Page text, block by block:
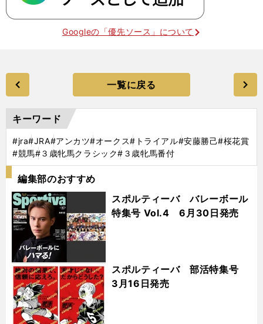
Googleの「優先ソース」について
一覧に戻る
キーワード
#jra#JRA#アンカツ#オークス#トライアル#安藤勝己#桜花賞
#競馬#３歳牝馬クラシック#３歳牝馬番付
編集部のおすすめ
スポルティーバ バレーボール
特集号 Vol.4 6月30日発売
スポルティーバ 部活特集号
3月16日発売